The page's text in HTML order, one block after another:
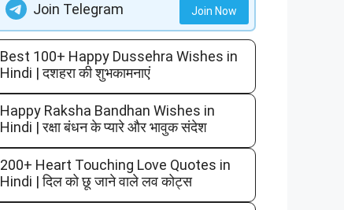
Join Telegram Join Now
Best 100+ Happy Dussehra Wishes in
Hindi | दशहरा की शुभकामनाएं
Happy Raksha Bandhan Wishes in
Hindi | रक्षा बंधन के प्यारे और भावुक संदेश
200+ Heart Touching Love Quotes in
Hindi | दिल को छू जाने वाले लव कोट्स